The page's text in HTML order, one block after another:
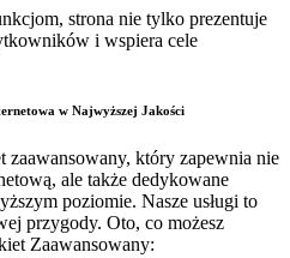
strona nie tylko prezentuje
i wspiera cele
w Najwyższej Jakości
który zapewnia nie
ale także dedykowane
poziomie. Nasze usługi to
przygody. Oto, co możesz
Zaawansowany: